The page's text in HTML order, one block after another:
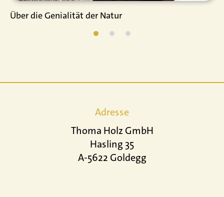
Über die Genialität der Natur
Adresse
Thoma Holz GmbH
Hasling 35
A-5622 Goldegg